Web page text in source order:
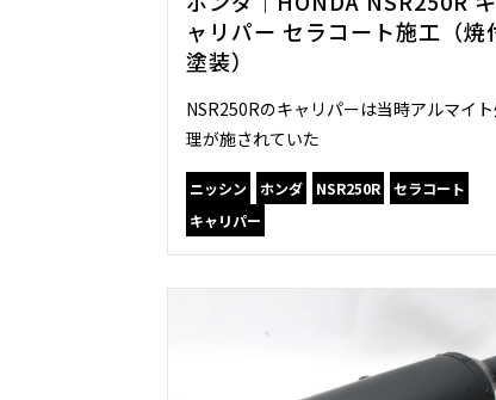
ャリパー セラコート施工（焼
塗装）
NSR250Rのキャリパーは当時アルマイ
理が施されていた
ニッシン ホンダ NSR250R
セラコート
キャリパー